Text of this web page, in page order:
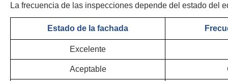
La frecuencia de las inspecciones depende del estado del
Estado de la fachada
Excelente
Aceptable